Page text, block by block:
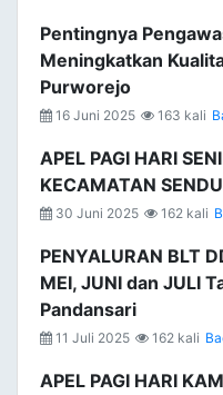
Pentingnya
Meningkatkan
Purworejo
16 Juni 2025 163 kali
APEL PAGI HARI
KECAMATAN
30 Juni 2025 162 kali
PENYALURAN BLT
MEI, JUNI dan JULI
Pandansari
11 Juli 2025 162 kali
APEL PAGI HARI